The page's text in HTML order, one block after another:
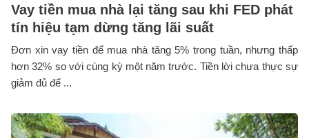
Vay tiền mua nhà lại tăng sau khi FED phát
tín hiệu tạm dừng tăng lãi suất
Đơn xin vay tiền để mua nhà tăng 5% trong tuần, nhưng thấp
hơn 32% so với cùng kỳ một năm trước. Tiền lời chưa thực sự
giảm đủ để ...